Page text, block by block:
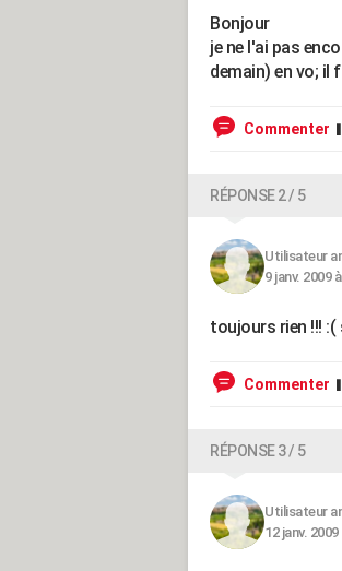
Bonjour
je ne l'ai pas
demain) en vo; il
Commenter
RÉPONSE 2 / 5
Utilisateur
9 janv. 2009
toujours rien !!!
Commenter
RÉPONSE 3 / 5
Utilisateur
12 janv. 2009